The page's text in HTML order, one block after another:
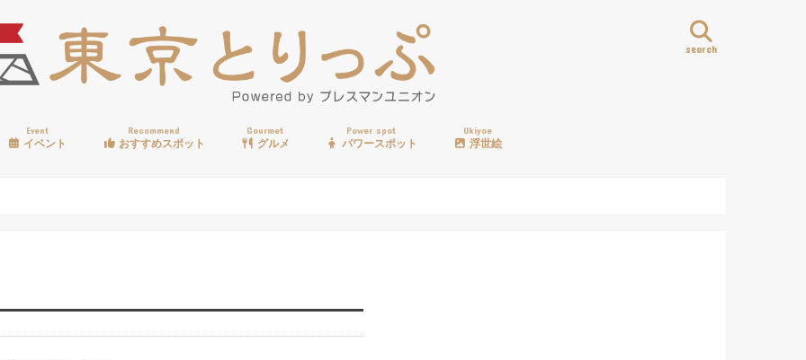
search
Event
イベント
Recommend
おすすめスポット
Gourmet
グルメ
Power spot
パワースポット
Ukiyoe
浮世絵